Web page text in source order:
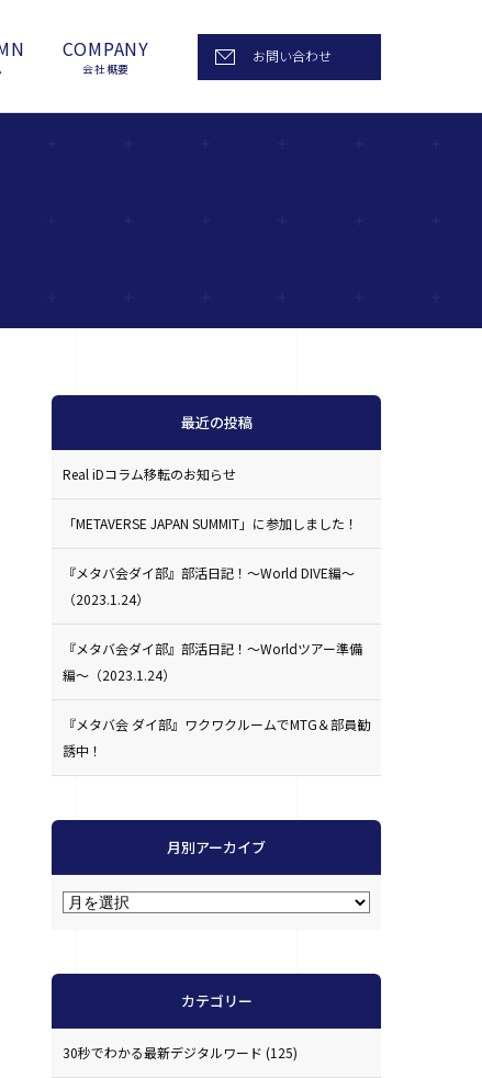
COMPANY
会社概要
お問い合わせ
最近の投稿
Real iDコラム移転のお知らせ
「METAVERSE JAPAN SUMMIT」に参加しました！
『メタバ会ダイ部』部活日記！〜World DIVE編〜
（2023.1.24）
『メタバ会ダイ部』部活日記！〜Worldツアー準備
編〜（2023.1.24）
『メタバ会 ダイ部』ワクワクルームでMTG＆部員勧
誘中！
月別アーカイブ
カテゴリー
30秒でわかる最新デジタルワード (125)